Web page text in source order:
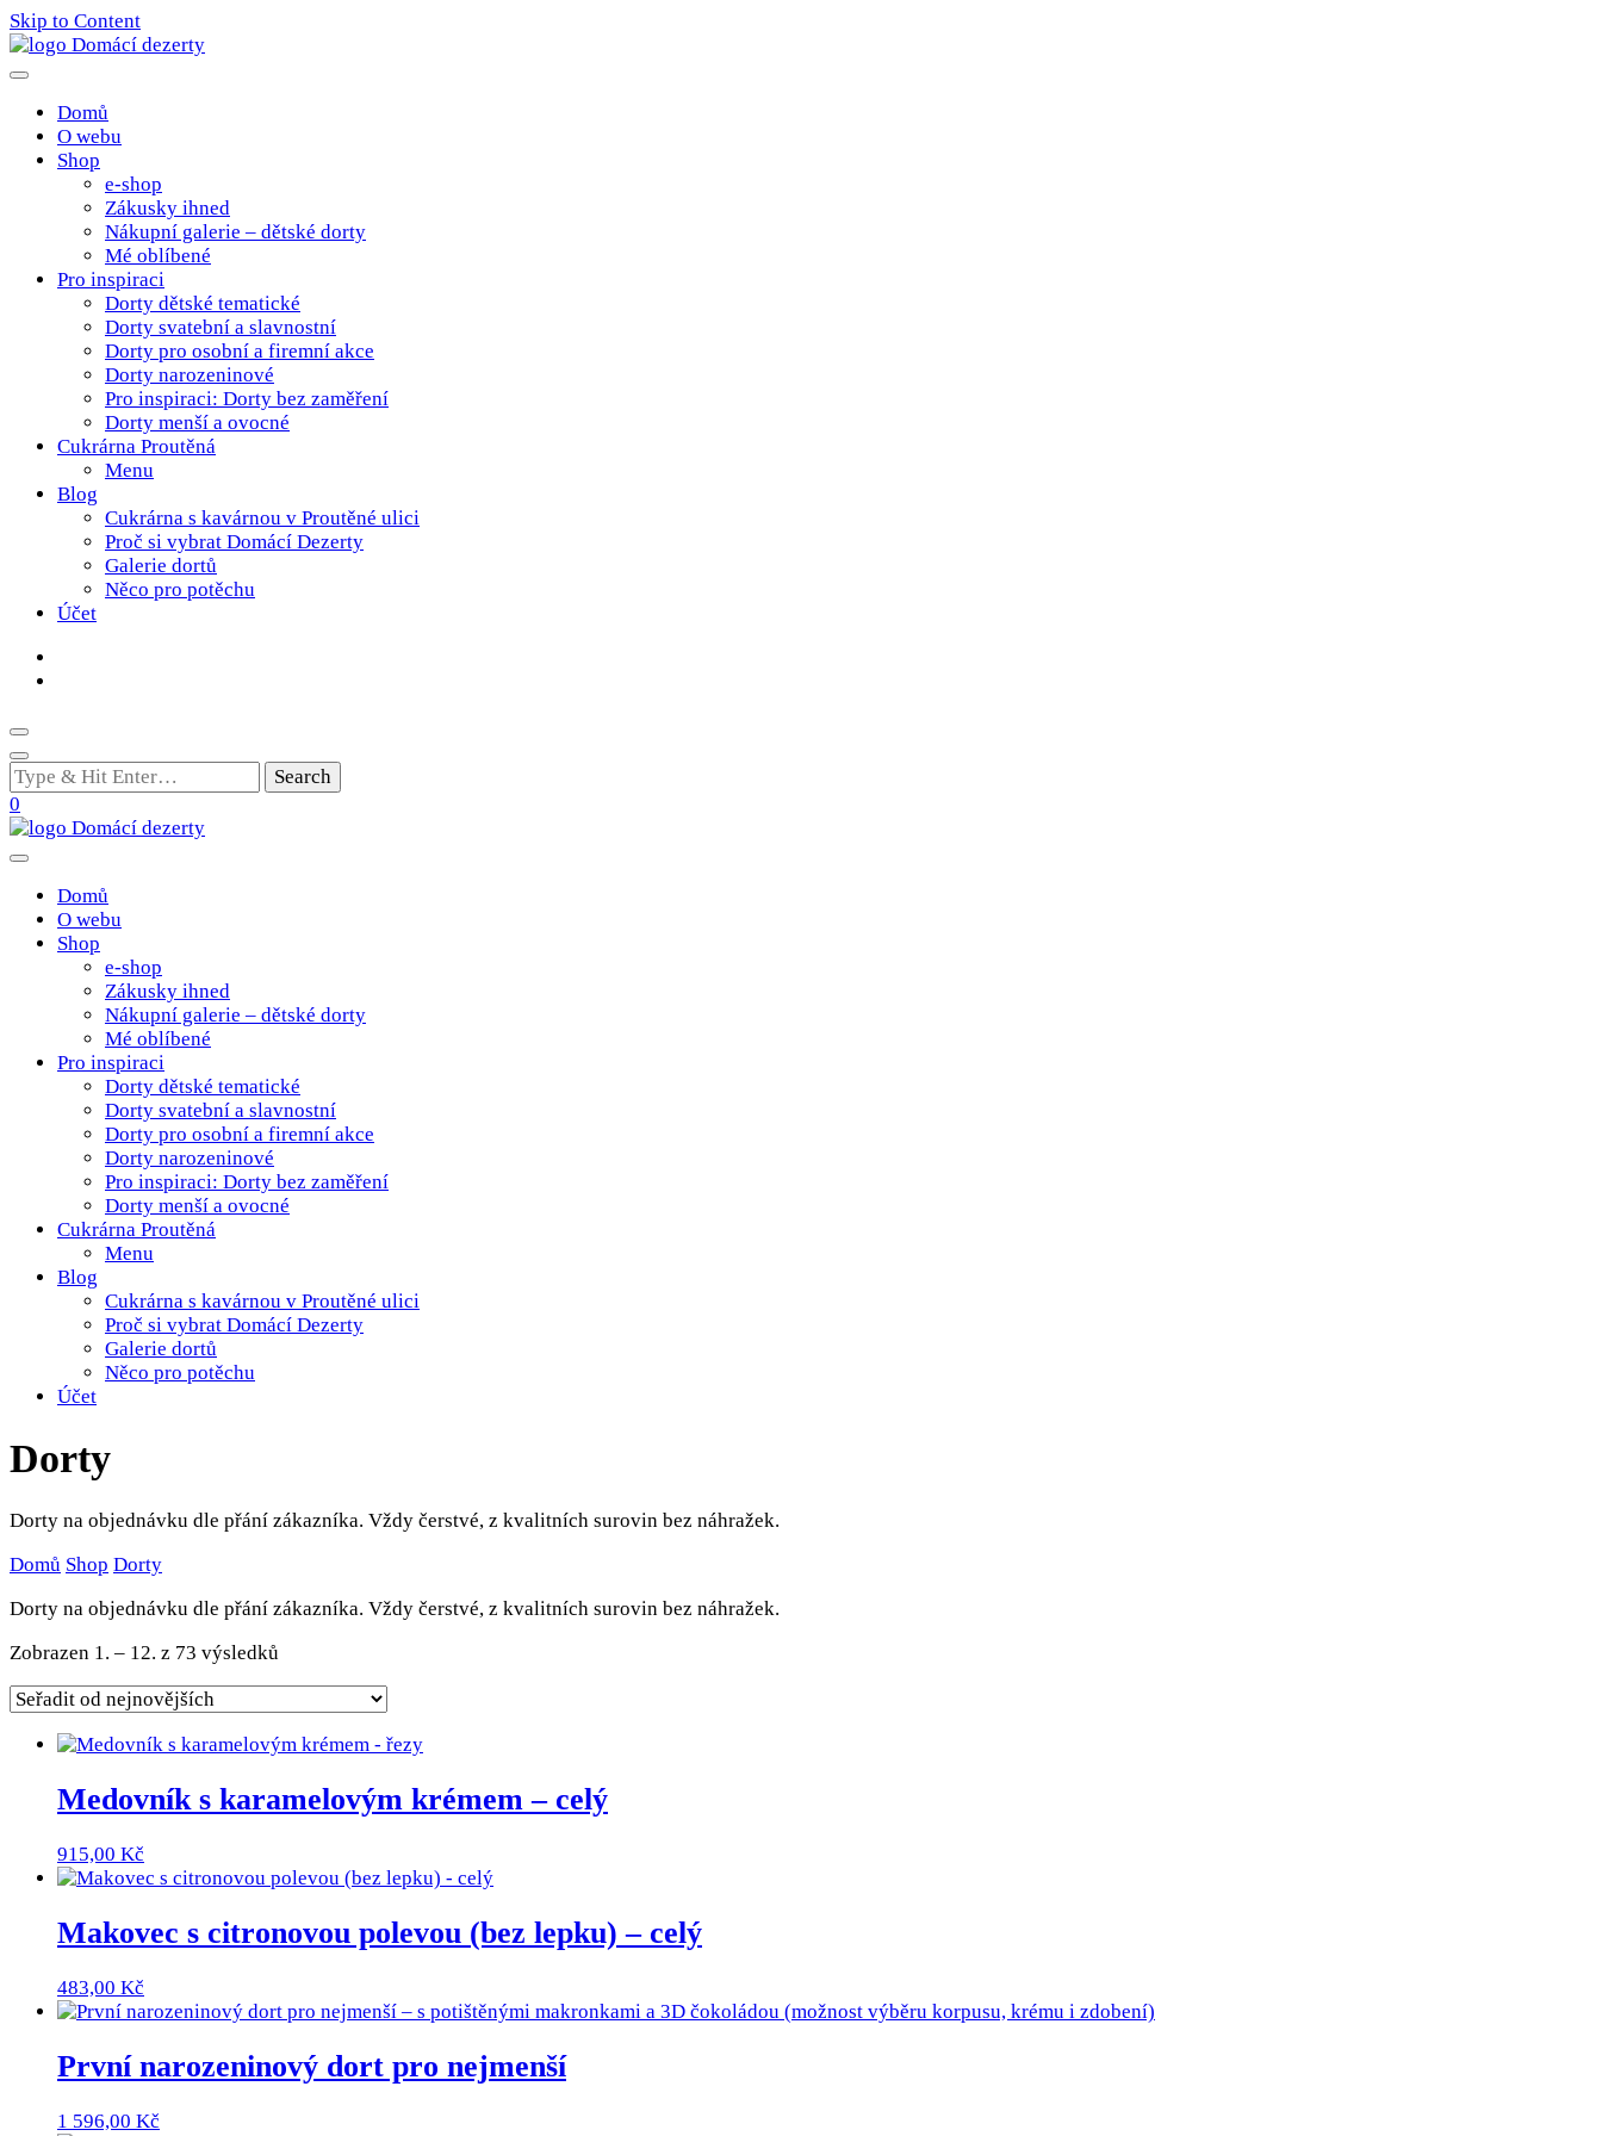
Skip to Content
domacidezerty.cz
Domů
O webu
Shop
e-shop
Zákusky ihned
Nákupní galerie – dětské dorty
Mé oblíbené
Pro inspiraci
Dorty dětské tematické
Dorty svatební a slavnostní
Dorty pro osobní a firemní akce
Dorty narozeninové
Pro inspiraci: Dorty bez zaměření
Dorty menší a ovocné
Cukrárna Proutěná
Menu
Blog
Cukrárna s kavárnou v Proutěné ulici
Proč si vybrat Domácí Dezerty
Galerie dortů
Něco pro potěchu
Účet
Looking
for
Something?
0
domacidezerty.cz
Domů
O webu
Shop
e-shop
Zákusky ihned
Nákupní galerie – dětské dorty
Mé oblíbené
Pro inspiraci
Dorty dětské tematické
Dorty svatební a slavnostní
Dorty pro osobní a firemní akce
Dorty narozeninové
Pro inspiraci: Dorty bez zaměření
Dorty menší a ovocné
Cukrárna Proutěná
Menu
Blog
Cukrárna s kavárnou v Proutěné ulici
Proč si vybrat Domácí Dezerty
Galerie dortů
Něco pro potěchu
Účet
Dorty
Dorty na objednávku dle přání zákazníka. Vždy čerstvé, z kvalitních surovin bez náhražek.
Domů Shop Dorty
Dorty na objednávku dle přání zákazníka. Vždy čerstvé, z kvalitních surovin bez náhražek.
Zobrazen 1. – 12. z 73 výsledků
nejnovějších
Medovník s karamelovým krémem – celý
915,00 Kč
Makovec s citronovou polevou (bez lepku) – celý
483,00 Kč
První narozeninový dort pro nejmenší
1 596,00 Kč